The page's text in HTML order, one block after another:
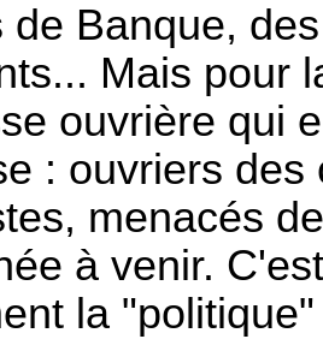
de Banque,
Mais pour
ouvrière qui
: ouvriers
menacés
à venir.
la